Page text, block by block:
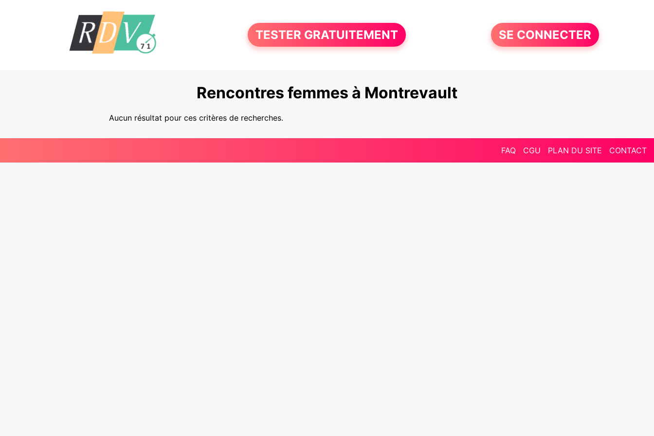
TESTER GRATUITEMENT SE CONNECTER
Rencontres femmes à Montrevault
Aucun résultat pour ces critères de recherches.
FAQ CGU PLAN DU SITE CONTACT